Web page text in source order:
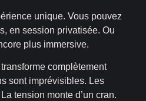
unique. Vous pouvez
en session privatisée. Ou
plus immersive.
complètement
sont imprévisibles. Les
tension monte d’un cran.